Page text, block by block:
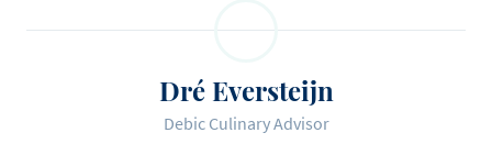
Dré Eversteijn
Debic Culinary Advisor